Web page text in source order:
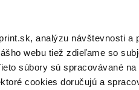
analýzu návštevnosti a
webu tiež zdieľame so
súbory sú spracovávané na
cookies doručujú a